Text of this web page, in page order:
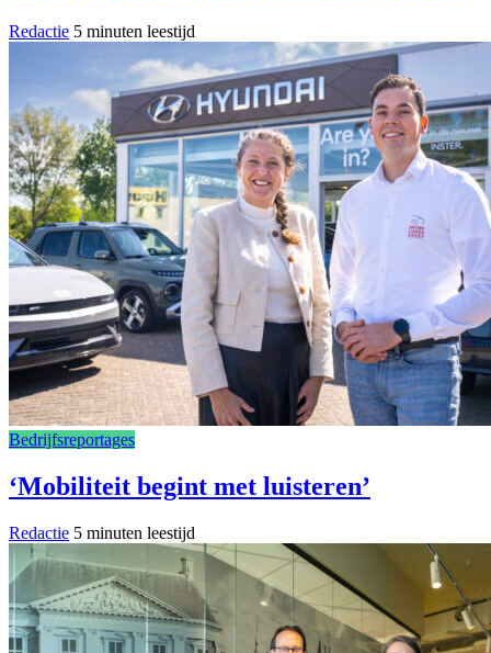
Redactie 5 minuten leestijd
Bedrijfsreportages
‘Mobiliteit begint met luisteren’
Redactie 5 minuten leestijd